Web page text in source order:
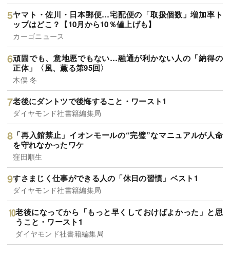
ヤマト・佐川・日本郵便…宅配便の「取扱個数」増加率ト
ップはどこ？【10月から10％値上げも】
カーゴニュース
頑固でも、意地悪でもない…融通が利かない人の「納得の
正体」〈風、薫る第95回〉
木俣 冬
老後にダントツで後悔すること・ワースト1
ダイヤモンド社書籍編集局
「再入館禁止」イオンモールの“完璧”なマニュアルが人命
を守れなかったワケ
窪田順生
すさまじく仕事ができる人の「休日の習慣」ベスト1
ダイヤモンド社書籍編集局
老後になってから「もっと早くしておけばよかった」と思
うこと・ワースト1
ダイヤモンド社書籍編集局